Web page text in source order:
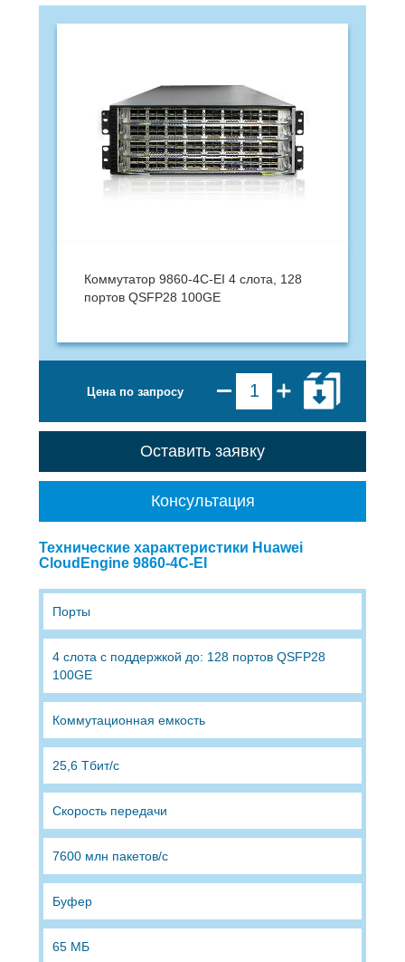
Коммутатор 9860-4C-EI 4 слота, 128
портов QSFP28 100GE
Цена по запросу
Оставить заявку
Консультация
Технические характеристики Huawei
CloudEngine 9860-4C-EI
Порты
4 слота с поддержкой до: 128 портов QSFP28
100GE
Коммутационная емкость
25,6 Тбит/с
Скорость передачи
7600 млн пакетов/с
Буфер
65 МБ